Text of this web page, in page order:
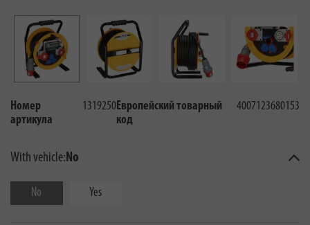
Номер
артикула
1319250Европейский товарный
код
4007123680153
With vehicle:No
No Yes